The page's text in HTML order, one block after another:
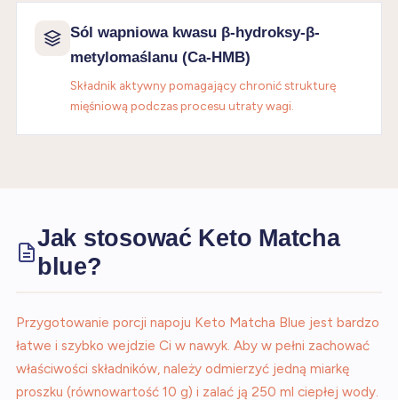
Sól wapniowa kwasu β-hydroksy-β-
metylomaślanu (Ca-HMB)
Składnik aktywny pomagający chronić strukturę
mięśniową podczas procesu utraty wagi.
Jak stosować Keto Matcha
blue?
Przygotowanie porcji napoju Keto Matcha Blue jest bardzo
łatwe i szybko wejdzie Ci w nawyk. Aby w pełni zachować
właściwości składników, należy odmierzyć jedną miarkę
proszku (równowartość 10 g) i zalać ją 250 ml ciepłej wody.